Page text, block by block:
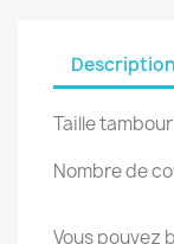
Description
Taille
Nombre de
Vous pouvez